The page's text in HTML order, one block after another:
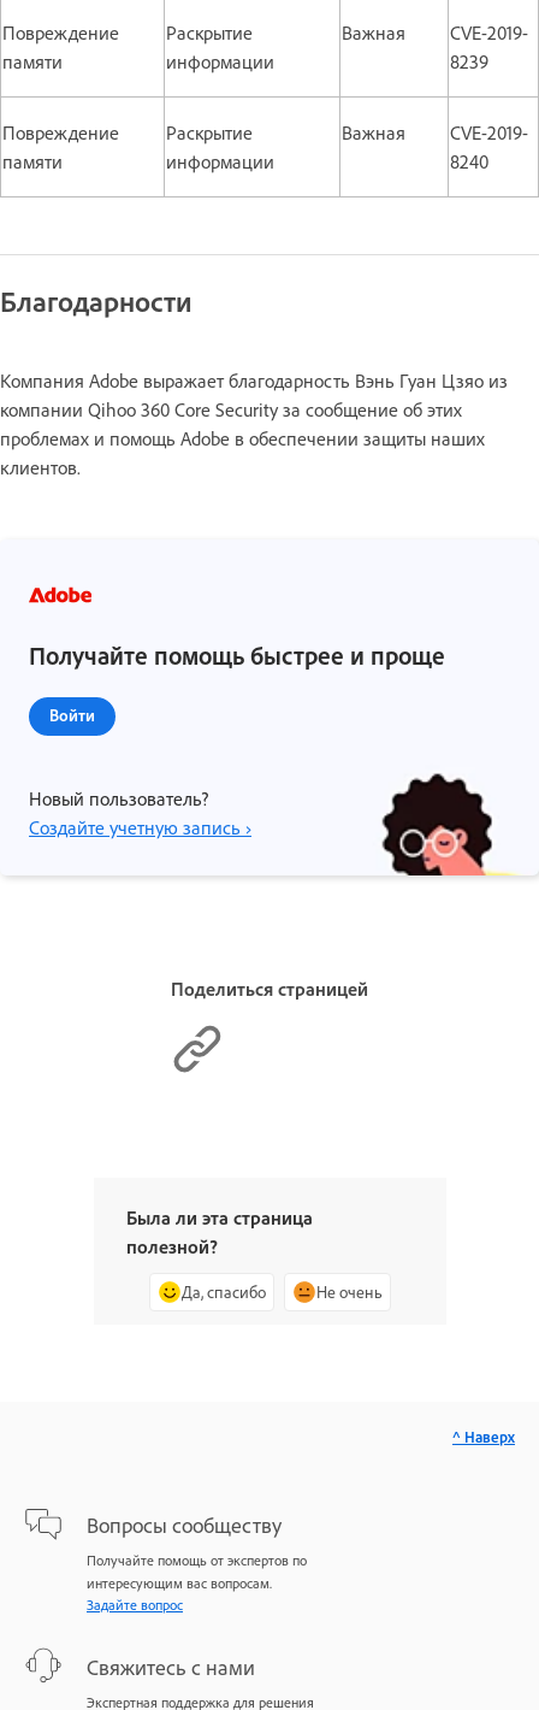
Повреждение
памяти
Раскрытие
информации
Важная
CVE-2019-
8239
Повреждение
памяти
Раскрытие
информации
Важная
CVE-2019-
8240
Благодарности
Компания Adobe выражает благодарность Вэнь Гуан Цзяо из
компании Qihoo 360 Core Security за сообщение об этих
проблемах и помощь Adobe в обеспечении защиты наших
клиентов.
Получайте помощь быстрее и проще
Войти
Новый пользователь?
Создайте учетную запись ›
Поделиться страницей
Была ли эта страница
полезной?
Да, спасибо Не очень
Вопросы сообществу
Получайте помощь от экспертов по
интересующим вас вопросам.
Задайте вопрос
Свяжитесь с нами
Экспертная поддержка для решения
^ Наверх